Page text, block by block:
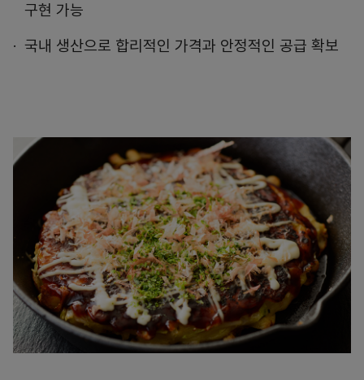
구현 가능
국내 생산으로 합리적인 가격과 안정적인 공급 확보